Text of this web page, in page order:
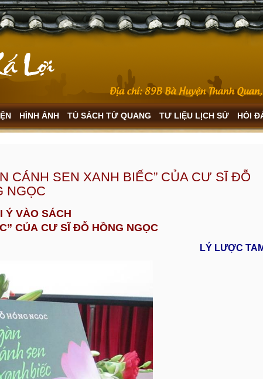
HÌNH ẢNH TỦ SÁCH TỪ QUANG TƯ LIỆU LỊCH SỬ HỎI
CÁNH SEN XANH BIẾC” CỦA CƯ SĨ ĐỖ
NGỌC
Ý VÀO SÁCH
CỦA CƯ SĨ ĐỖ HỒNG NGỌC
LÝ LƯỢC